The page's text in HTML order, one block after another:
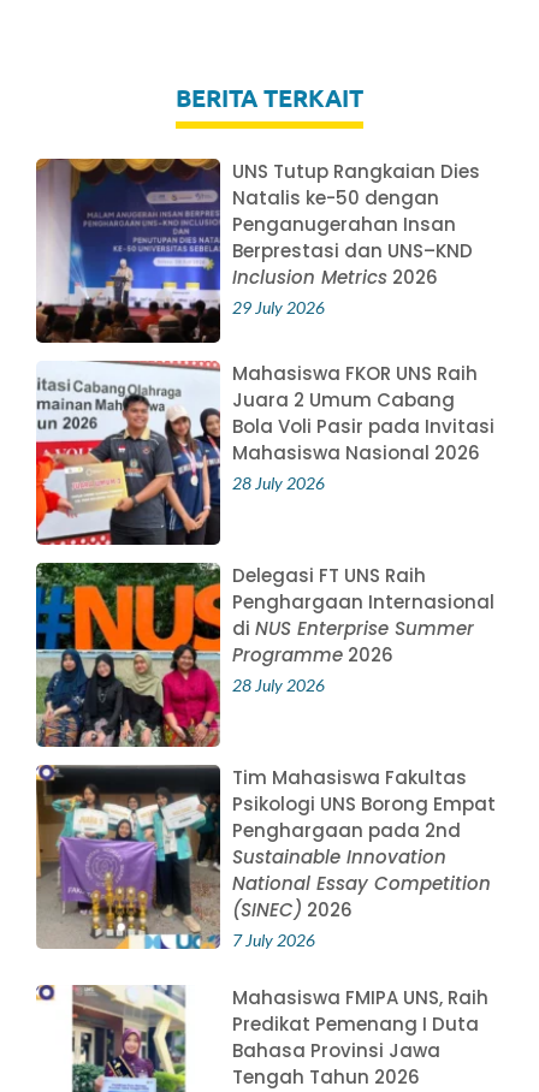
BERITA TERKAIT
UNS Tutup Rangkaian Dies
Natalis ke-50 dengan
Penganugerahan Insan
Berprestasi dan UNS–KND
Inclusion Metrics 2026
29 July 2026
Mahasiswa FKOR UNS Raih
Juara 2 Umum Cabang
Bola Voli Pasir pada Invitasi
Mahasiswa Nasional 2026
28 July 2026
Delegasi FT UNS Raih
Penghargaan Internasional
diNUS Enterprise Summer
Programme 2026
28 July 2026
Tim Mahasiswa Fakultas
Psikologi UNS Borong Empat
Penghargaan pada 2nd
Sustainable Innovation
National Essay Competition
(SINEC) 2026
7 July 2026
Mahasiswa FMIPA UNS, Raih
Predikat Pemenang I Duta
Bahasa Provinsi Jawa
Tengah Tahun 2026